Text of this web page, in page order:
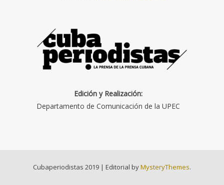
Edición y Realización:
Departamento de Comunicación de la UPEC
Cubaperiodistas 2019 | Editorial byMysteryThemes.